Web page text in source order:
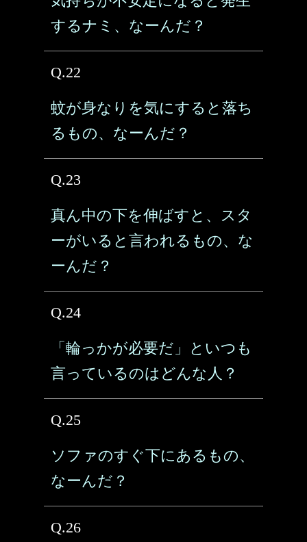
するナミ、なーんだ？
Q.22
蚊が身なりを気にすると落ち
るもの、なーんだ？
Q.23
真ん中の下を伸ばすと、スタ
ーがいると言われるもの、な
ーんだ？
Q.24
「輪っかが必要だ」といつも
言っているのはどんな人？
Q.25
ソファのすぐ下にあるもの、
なーんだ？
Q.26